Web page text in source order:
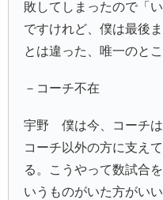
敗してしまったので「
ですけれど、僕は最後
とは違った、唯一のと
－コーチ不在
宇野 僕は今、コーチは
コーチ以外の方に支え
る。こうやって数試合
いうものがいた方がい